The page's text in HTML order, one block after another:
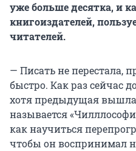
уже больше десятка, и
книгоиздателей,
читателей.
— Писать не перестала,
быстро. Как раз сейчас
хотя предыдущая вышла
называется
как научиться
чтобы он воспринимал